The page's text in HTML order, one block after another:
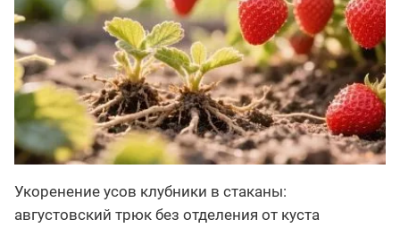
Укоренение усов клубники в стаканы:
августовский трюк без отделения от куста